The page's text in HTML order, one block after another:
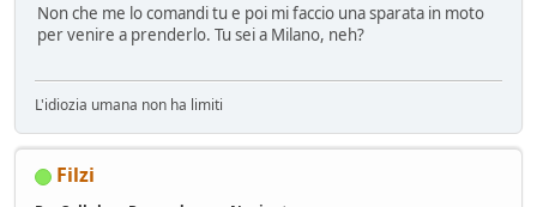
Non che me lo comandi tu e poi mi faccio una sparata in moto
per venire a prenderlo. Tu sei a Milano, neh?
L'idiozia umana non ha limiti
Filzi